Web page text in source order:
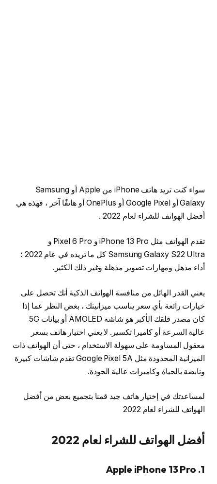
سواء كنت تريد هاتف iPhone من Apple أو Samsung
Galaxy أو Google Pixel أو OnePlus أو هاتفًا آخر ، فهذه هي
أفضل الهواتف للشراء لعام 2022 .
تقدم الهواتف مثل iPhone 13 Pro و Pixel 6 Pro و
Samsung Galaxy S22 Ultra كل ما تريده في عام 2022 ؛
أداء مذهل ومهارات تصوير مذهلة وغير ذلك الكثير.
يعني القدر الهائل من منافسة الهواتف الذكية أنك تحصل على
خيارات رائعة بأي سعر يناسب ميزانيتك ، بغض النظر عما إذا
كان مصدر قلقك الأكبر هو شاشة AMOLED أو بيانات 5G
عالية السرعة أو كاميرا تكسير. لا يعني اختيار هاتف بسعر
معقول المساومة على سهولة الاستخدام ، حتى أن الهواتف ذات
الميزانية المحدودة مثل Google Pixel 5A تقدم شاشات كبيرة
ونابضة بالحياة وكاميرات عالية الجودة.
لمساعدتك في إختيار هاتف جيد قمنا بتجميع بعض من أفضل
الهواتف للشراء لعام 2022
أفضل الهواتف للشراء لعام 2022
1. Apple iPhone 13 Pro